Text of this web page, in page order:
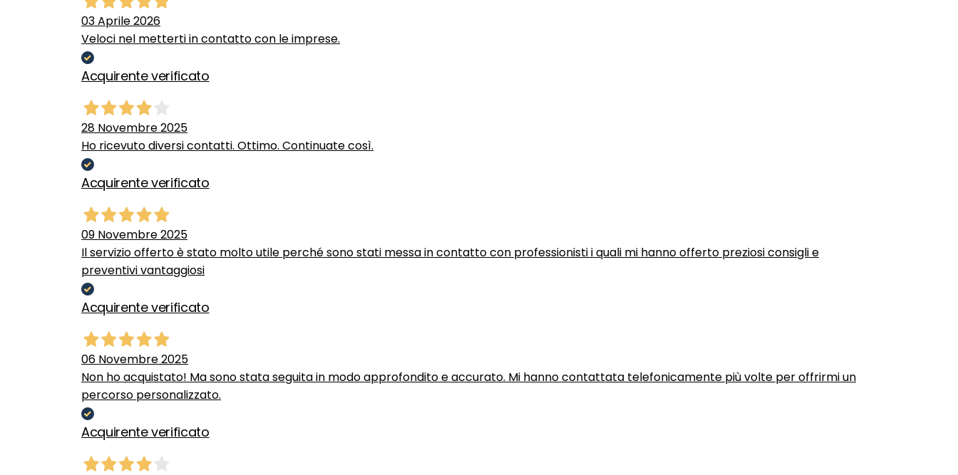
03 Aprile 2026
Veloci nel metterti in contatto con le imprese.
Acquirente verificato
28 Novembre 2025
Ho ricevuto diversi contatti. Ottimo. Continuate così.
Acquirente verificato
09 Novembre 2025
Il servizio offerto è stato molto utile perché sono stati messa in contatto con professionisti i quali mi hanno offerto preziosi consigli e
preventivi vantaggiosi
Acquirente verificato
06 Novembre 2025
Non ho acquistato! Ma sono stata seguita in modo approfondito e accurato. Mi hanno contattata telefonicamente più volte per offrirmi un
percorso personalizzato.
Acquirente verificato